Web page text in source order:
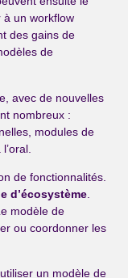
à un workflow
des gains de
de
avec de nouvelles
nombreux :
modules de
de fonctionnalités.
d’écosystème
modèle de
ou coordonner les
un modèle de